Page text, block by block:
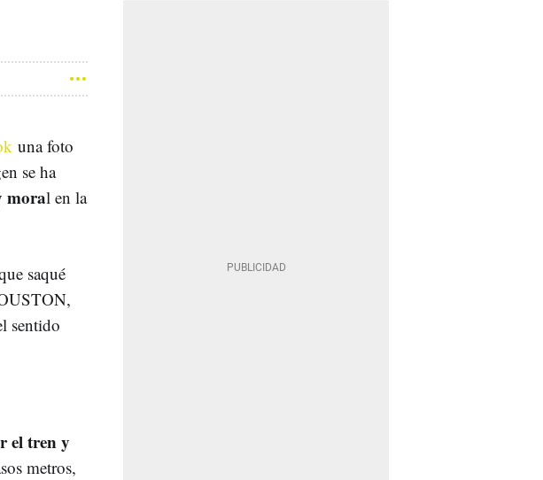
una foto
se ha
moral en la
saqué
sentido
el tren y
metros,